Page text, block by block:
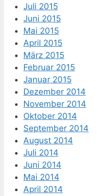
Juli 2015
Juni 2015
Mai 2015
April 2015
März 2015
Februar 2015
Januar 2015
Dezember 2014
November 2014
Oktober 2014
September 2014
August 2014
Juli 2014
Juni 2014
Mai 2014
April 2014